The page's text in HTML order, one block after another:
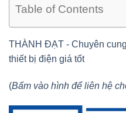
Table of Contents
THÀNH ĐẠT - Chuyên
thiết bị điện giá tốt
(Bấm vào hình để liên hệ